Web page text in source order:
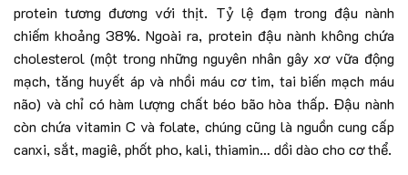
protein tương đương với thịt. Tỷ lệ đạm trong đậu nành
chiếm khoảng 38%. Ngoài ra, protein đậu nành không chứa
cholesterol (một trong những nguyên nhân gây xơ vữa động
mạch, tăng huyết áp và nhồi máu cơ tim, tai biến mạch máu
não) và chỉ có hàm lượng chất béo bão hòa thấp. Đậu nành
còn chứa vitamin C và folate, chúng cũng là nguồn cung cấp
canxi, sắt, magiê, phốt pho, kali, thiamin… dồi dào cho cơ thể.